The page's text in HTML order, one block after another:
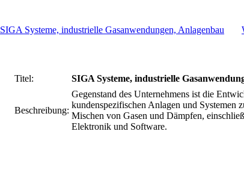
Titel: SIGA Systeme, industrielle
Beschreibung:
Gegenstand des Unternehmens ist die
kundenspezifischen Anlagen und Systemen
Mischen von Gasen und Dämpfen,
Elektronik und Software.